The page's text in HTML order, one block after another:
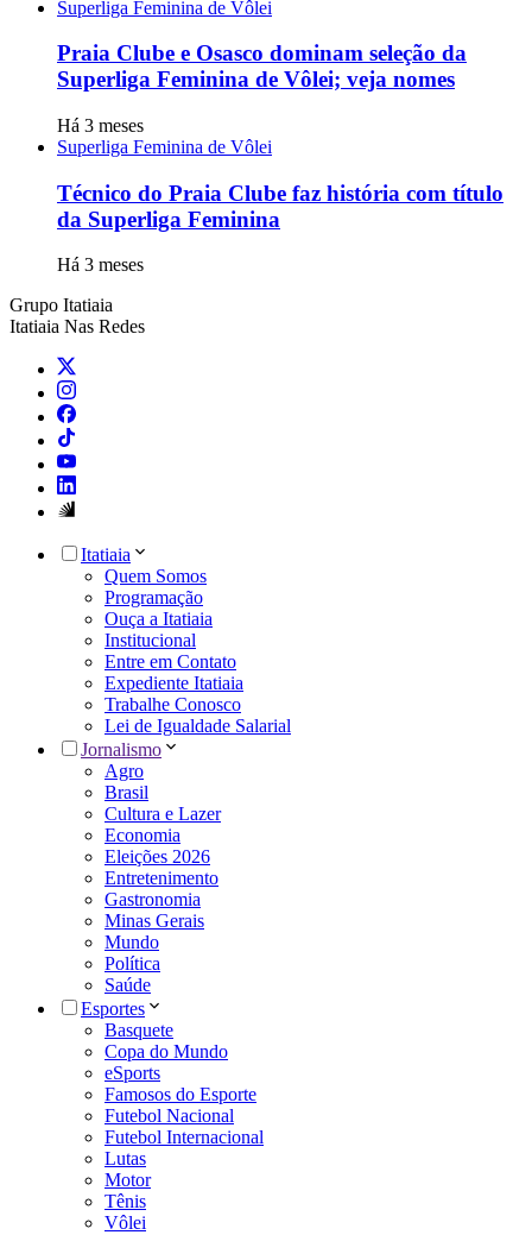
Superliga Feminina de Vôlei
Praia Clube e Osasco dominam seleção da
Superliga Feminina de Vôlei; veja nomes
Há 3 meses
Superliga Feminina de Vôlei
Técnico do Praia Clube faz história com título
da Superliga Feminina
Há 3 meses
Grupo Itatiaia
Itatiaia Nas Redes
Itatiaia
Quem Somos
Programação
Ouça a Itatiaia
Institucional
Entre em Contato
Expediente Itatiaia
Trabalhe Conosco
Lei de Igualdade Salarial
Jornalismo
Agro
Brasil
Cultura e Lazer
Economia
Eleições 2026
Entretenimento
Gastronomia
Minas Gerais
Mundo
Política
Saúde
Esportes
Basquete
Copa do Mundo
eSports
Famosos do Esporte
Futebol Nacional
Futebol Internacional
Lutas
Motor
Tênis
Vôlei